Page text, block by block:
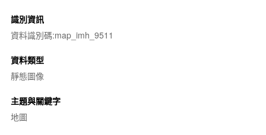
識別資訊
資料識別碼:map_imh_9511
資料類型
靜態圖像
主題與關鍵字
地圖